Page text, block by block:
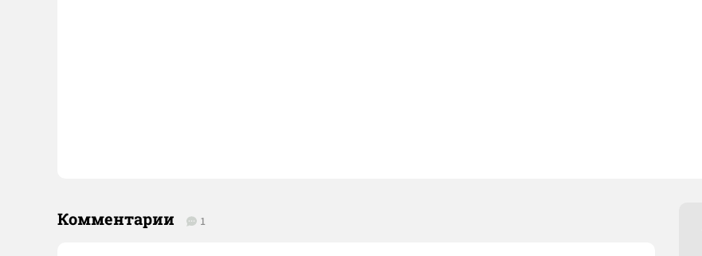
Комментарии 1